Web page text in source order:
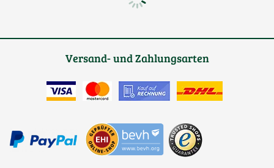
Versand- und Zahlungsarten